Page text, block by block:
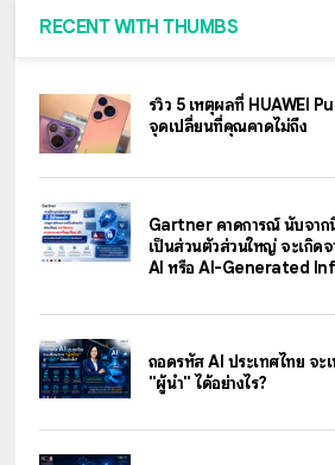
RECENT WITH THUMBS
รีวิว 5 เหตุผลที่ HUAWEI
จุดเปลี่ยนที่คุณคาดไม่ถึง
Gartner คาดการณ์ นับจาก
เป็นส่วนตัวส่วนใหญ่ จะเกิดจ
AI หรือ AI-Generated
ถอดรหัส AI ประเทศไทย จะ
"ผู้นำ" ได้อย่างไร?